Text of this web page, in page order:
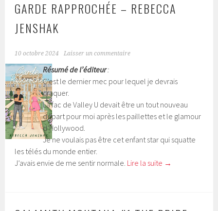
GARDE RAPPROCHÉE – REBECCA
JENSHAK
10 octobre 2024 Laisser un commentaire
Résumé de l’éditeur:
C’est le dernier mec pour lequel je devrais
craquer.
La fac de Valley U devait être un tout nouveau
départ pour moi après les paillettes et le glamour
d’Hollywood.
Je ne voulais pas être cet enfant star qui squatte
les télés du monde entier.
J’avais envie de me sentir normale. Lire la suite →